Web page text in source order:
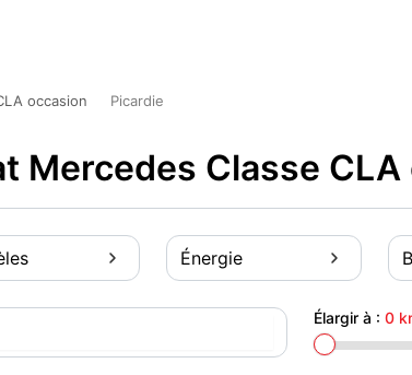
occasion Picardie
Mercedes Classe
Énergie
Élargir à :0